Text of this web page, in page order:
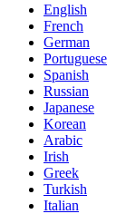
English
French
German
Portuguese
Spanish
Russian
Japanese
Korean
Arabic
Irish
Greek
Turkish
Italian